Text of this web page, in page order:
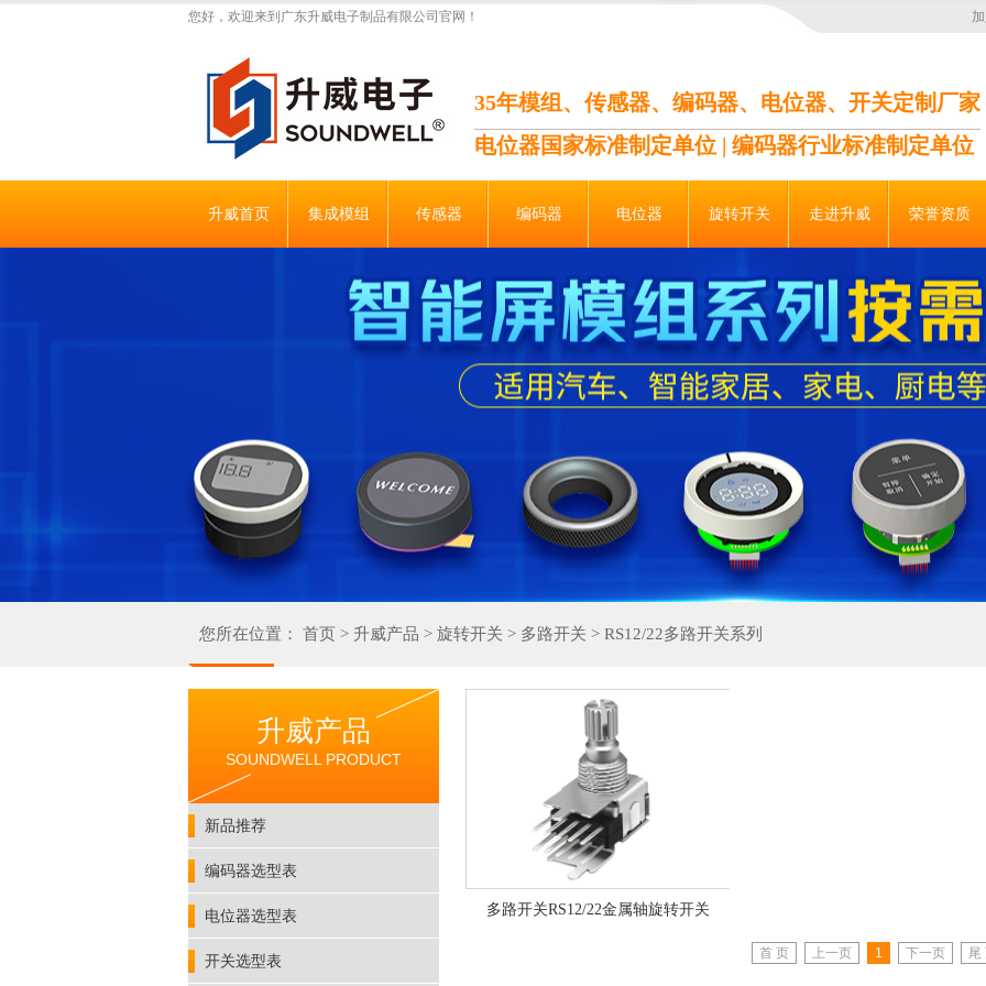
您好，欢迎来到广东升威电子制品有限公司官网！
35年模组、传感器、编码器、电位器、开关定制厂家
电位器国家标准制定单位 | 编码器行业标准制定单位
升威首页 集成模组 传感器 编码器 电位器 旋转开关 走进升威 荣誉资质
您所在位置： 首页 > 升威产品 > 旋转开关 > 多路开关 > RS12/22多路开关系列
升威产品
SOUNDWELL PRODUCT
新品推荐
编码器选型表
电位器选型表
开关选型表
多路开关RS12/22金属轴旋转开关
首 页 上一页 1 下一页 尾